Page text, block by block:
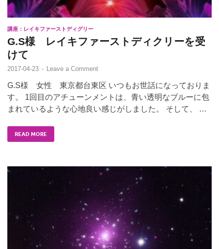
講座：レイキファーストディグリー
G.S様 レイキファーストディクリーを受
けて
2017-04-23 - Leave a Comment
G.S様 女性 東京都台東区 いつもお世話になっておりま
す。 1回目のアチューンメントは、青い透明なブルーに包
まれているような心地良い感じがしました。 そして、 …
READ MORE